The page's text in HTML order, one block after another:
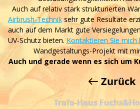
Auch auf relativ stark strukturierten
Airbrush-Techniksehr gute Resultate
auch auf dem Markt gute
UV-Schutz bieten. Kontaktieren Sie mich
Wandgestaltungs-Projekt mit
Auch und gerade wenn es sich um
Zurück
Trafo-Haus